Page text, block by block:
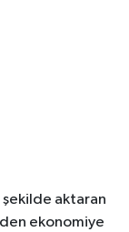
şekilde aktaran
ekonomiye